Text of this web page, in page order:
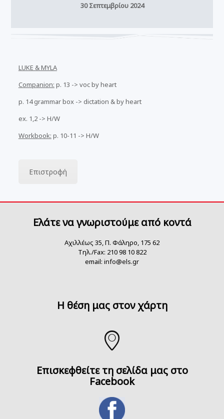
30 Σεπτεμβρίου 2024
LUKE & MYLA
Companion: p. 13 -> voc by heart
p. 14 grammar box -> dictation & by heart
ex. 1,2 -> H/W
Workbook: p. 10-11 -> H/W
Επιστροφή
Ελάτε να γνωριστούμε από κοντά
Αχιλλέως 35, Π. Φάληρο, 175 62
Τηλ./Fax: 210 98 10 822
email: info@els.gr
H θέση μας στον χάρτη
Επισκεφθείτε τη σελίδα μας στο
Facebook